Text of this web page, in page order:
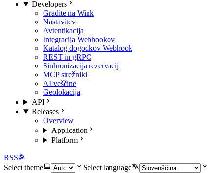
Developers
Gradite na Wink
Nastavitev
Avtentikacija
Integracija Webhookov
Katalog dogodkov Webhook
REST in gRPC
Sinhronizacija rezervacij
MCP strežniki
AI veščine
Geolokacija
API
Releases
Overview
Application
Platform
RSS
Select theme
Select language